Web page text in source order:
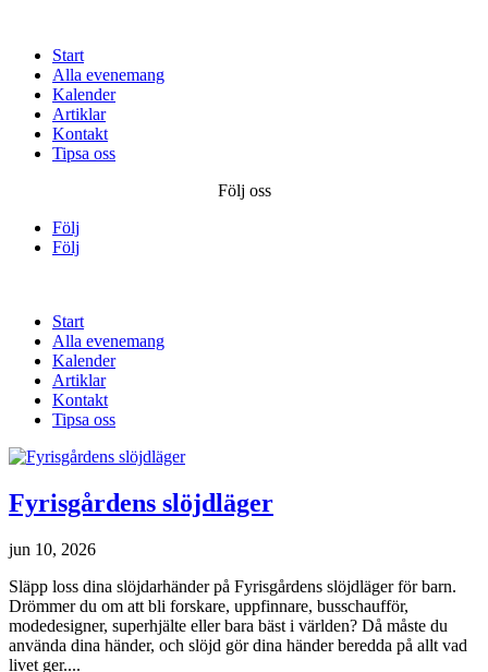
Start
Alla evenemang
Kalender
Artiklar
Kontakt
Tipsa oss
Följ oss
Följ
Följ
Start
Alla evenemang
Kalender
Artiklar
Kontakt
Tipsa oss
Fyrisgårdens slöjdläger
jun 10, 2026
Släpp loss dina slöjdarhänder på Fyrisgårdens slöjdläger för barn.
Drömmer du om att bli forskare, uppfinnare, busschaufför,
modedesigner, superhjälte eller bara bäst i världen? Då måste du
använda dina händer, och slöjd gör dina händer beredda på allt vad
livet ger....